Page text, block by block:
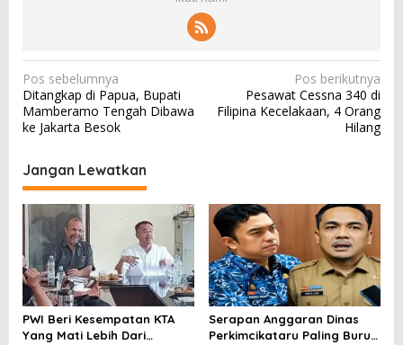
N
a
v
g
a
s
i
p
o
s
Pos sebelumnya
Ditangkap di Papua, Bupati
Mamberamo Tengah Dibawa
ke Jakarta Besok
Pos berikutnya
Pesawat Cessna 340 di
Filipina Kecelakaan, 4 Orang
Hilang
Jangan Lewatkan
PWI Beri Kesempatan KTA
Yang Mati Lebih Dari
Serapan Anggaran Dinas
Perkimcikataru Paling Buruk,